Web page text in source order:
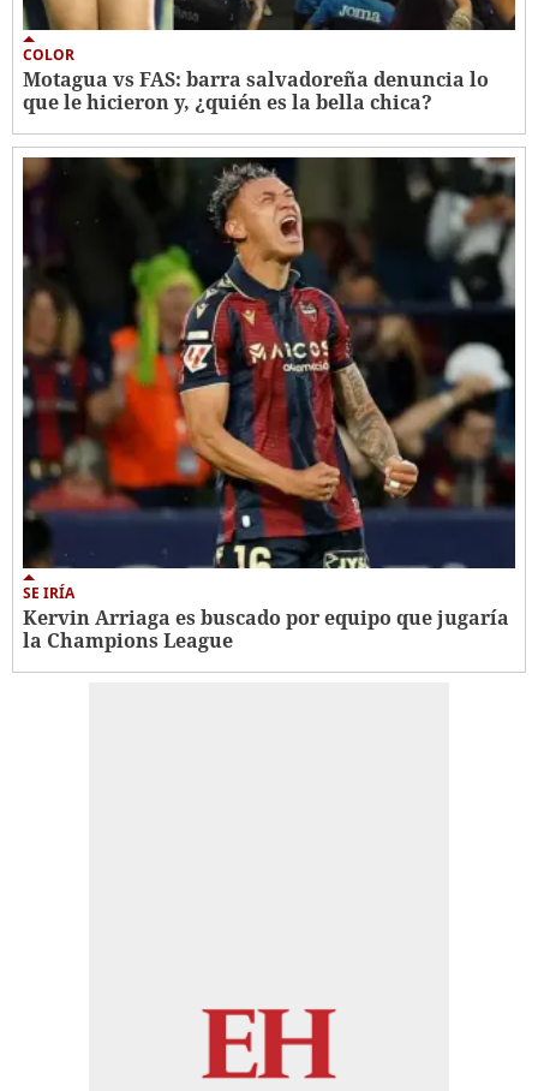
COLOR
Motagua vs FAS: barra salvadoreña denuncia lo
que le hicieron y, ¿quién es la bella chica?
SE IRÍA
Kervin Arriaga es buscado por equipo que jugaría
la Champions League